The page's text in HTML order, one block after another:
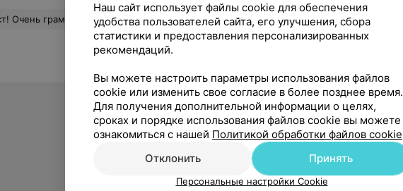
к выбору уходовой косметики. Ирена никогда не предложит или сделает того, что кожа не одобрит Еще
Наш сайт использует файлы cookie для обеспечения
удобства пользователей сайта, его улучшения, сбора
статистики и предоставления персонализированных
рекомендаций.
Вы можете настроить параметры использования файлов
cookie или изменить свое согласие в более позднее время.
Для получения дополнительной информации о целях,
сроках и порядке использования файлов cookie вы можете
ознакомиться с нашей Политикой обработки файлов cookie
Отклонить
Принять
Персональные настройки Cookie